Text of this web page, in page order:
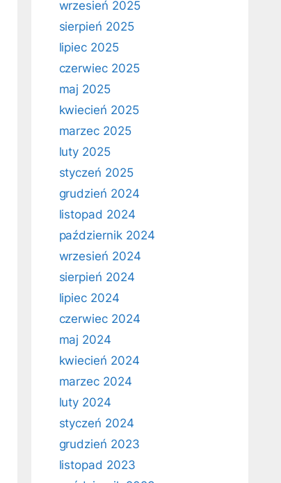
wrzesień 2025
sierpień 2025
lipiec 2025
czerwiec 2025
maj 2025
kwiecień 2025
marzec 2025
luty 2025
styczeń 2025
grudzień 2024
listopad 2024
październik 2024
wrzesień 2024
sierpień 2024
lipiec 2024
czerwiec 2024
maj 2024
kwiecień 2024
marzec 2024
luty 2024
styczeń 2024
grudzień 2023
listopad 2023